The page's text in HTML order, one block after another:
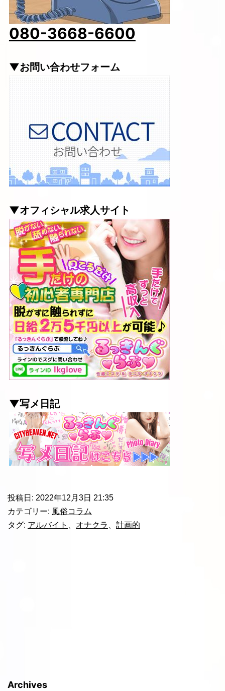
080-3668-6600
▼お問い合わせフォーム
▼オフィシャル求人サイト
▼写メ日記
投稿日: 2022年12月3日 21:35
カテゴリー: 風俗コラム
タグ: アルバイト オナクラ 計画的
Archives